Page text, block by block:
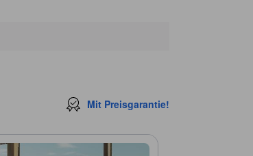
Mit Preisgarantie!